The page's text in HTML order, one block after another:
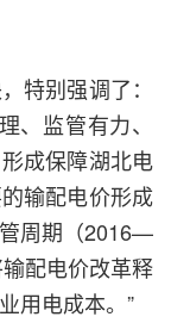
别强调了：
、监管有力、
成保障湖北电
输配电价形成
周期（2016—
配电价改革释
用电成本。”